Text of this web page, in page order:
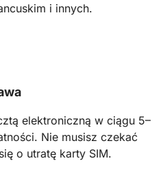
i innych.
elektroniczną w ciągu 5–
Nie musisz czekać
o utratę karty SIM.